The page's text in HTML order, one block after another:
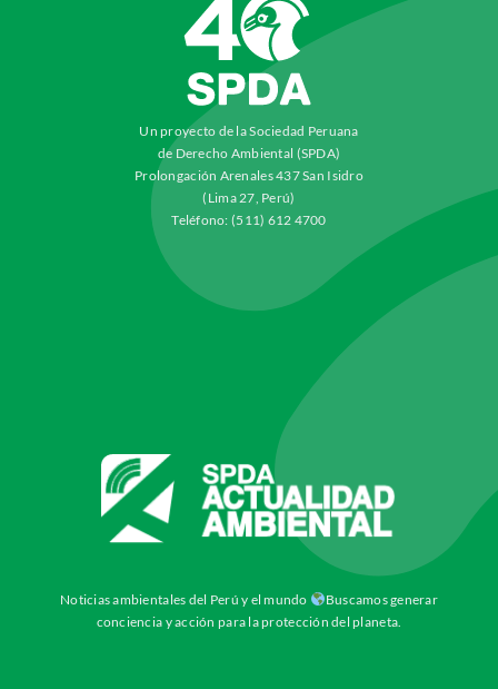
Un proyecto de la Sociedad Peruana
de Derecho Ambiental (SPDA)
Prolongación Arenales 437 San Isidro
(Lima 27, Perú)
Teléfono: (511) 612 4700
Noticias ambientales del Perú y el mundo
Buscamos generar
conciencia y acción para la protección del planeta.